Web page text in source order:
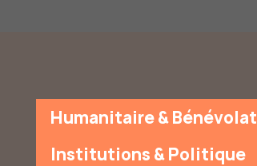
Humanitaire & Bénévolat
Institutions & Politique